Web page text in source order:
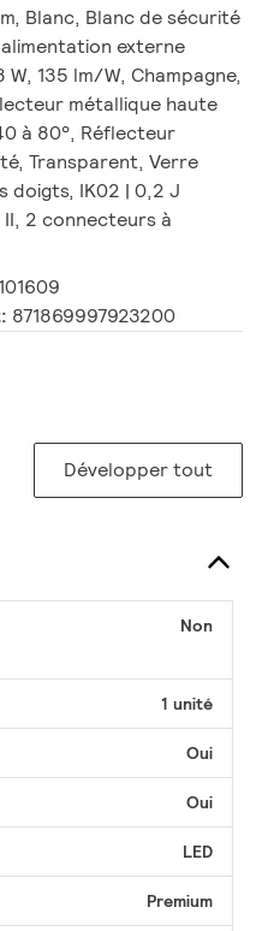
Blanc, Blanc de sécurité
externe
135 lm/W, Champagne,
métallique haute
à 80°, Réflecteur
Transparent, Verre
doigts, IK02 | 0,2 J
2 connecteurs à
871869997923200
Développer tout
Non
1 unité
Oui
Oui
LED
Premium